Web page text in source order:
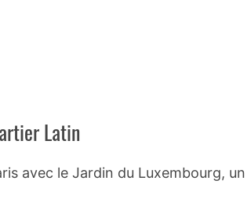
Latin
avec le Jardin du Luxembourg, un